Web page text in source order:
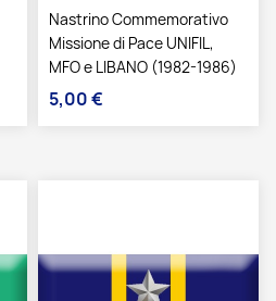
Nastrino Commemorativo
Missione di Pace UNIFIL,
MFO e LIBANO (1982-1986)
Prezzo
5,00 €